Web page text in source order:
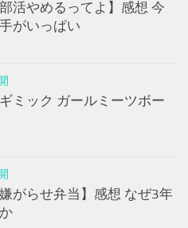
活やめるってよ】感想 今
がいっぱい
ミック ガールミーツボー
がらせ弁当】感想 なぜ3年